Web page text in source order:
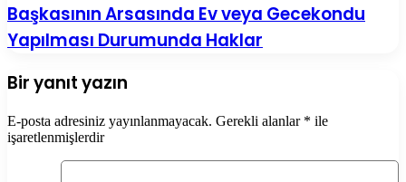
Başkasının Arsasında Ev veya Gecekondu
Yapılması Durumunda Haklar
Bir yanıt yazın
E-posta adresiniz yayınlanmayacak. Gerekli alanlar * ile
işaretlenmişlerdir